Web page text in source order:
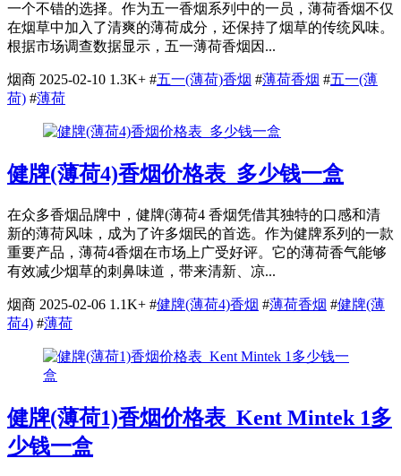
一个不错的选择。作为五一香烟系列中的一员，薄荷香烟不仅
在烟草中加入了清爽的薄荷成分，还保持了烟草的传统风味。
根据市场调查数据显示，五一薄荷香烟因...
烟商 2025-02-10 1.3K+ #五一(薄荷)香烟 #薄荷香烟 #五一(薄
荷) #薄荷
健牌(薄荷4)香烟价格表_多少钱一盒
在众多香烟品牌中，健牌(薄荷4 香烟凭借其独特的口感和清
新的薄荷风味，成为了许多烟民的首选。作为健牌系列的一款
重要产品，薄荷4香烟在市场上广受好评。它的薄荷香气能够
有效减少烟草的刺鼻味道，带来清新、凉...
烟商 2025-02-06 1.1K+ #健牌(薄荷4)香烟 #薄荷香烟 #健牌(薄
荷4) #薄荷
健牌(薄荷1)香烟价格表_Kent Mintek 1多
少钱一盒